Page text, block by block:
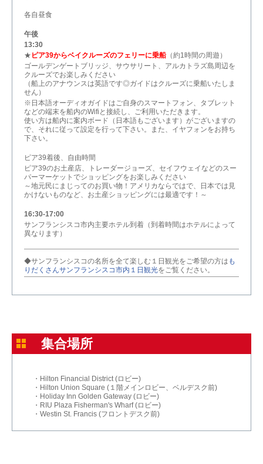
各自昼食
午後
13:30
★ ピア39からベイクルーズのフェリーに乗船（約1時間の周遊）
ゴールデンゲートブリッジ、サウサリート、アルカトラズ島周辺を
クルーズでお楽しみください
（船上のアナウンスは英語です◎ガイドはクルーズに乗船いたしま
せん）
※日本語オーディオガイドはご自身のスマートフォン、タブレット
などの端末を船内のWifiと接続し、ご利用いただきます。
使い方は船内に案内ボード（日本語もございます）がございますの
で、それに従って設定を行って下さい。また、イヤフォンをお持ち
下さい。
ピア39着後、自由時間
ピア39のお土産店、トレーダージョーズ、セイフウェイなどのスー
パーマーケットでショッピングをお楽しみください
～地元民にまじってのお買い物！アメリカならではで、日本では見
かけないものなど、お土産ショッピングには最適です！～
16:30-17:00
サンフランシスコ市内主要ホテル到着（到着時間はホテルによって
異なります）
◆サンフランシスコの名所を全て楽しむ１日観光をご希望の方は も
りだくさんサンフランシスコ市内１日観光をご覧ください。
集合場所
・Hilton Financial District (ロビー)
・Hilton Union Square (１階メインロビー、ベルデスク前)
・Holiday Inn Golden Gateway (ロビー)
・RIU Plaza Fisherman's Wharf (ロビー)
・Westin St. Francis (フロントデスク前)